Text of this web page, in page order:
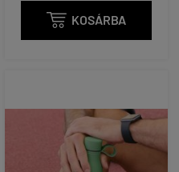
 KOSÁRBA